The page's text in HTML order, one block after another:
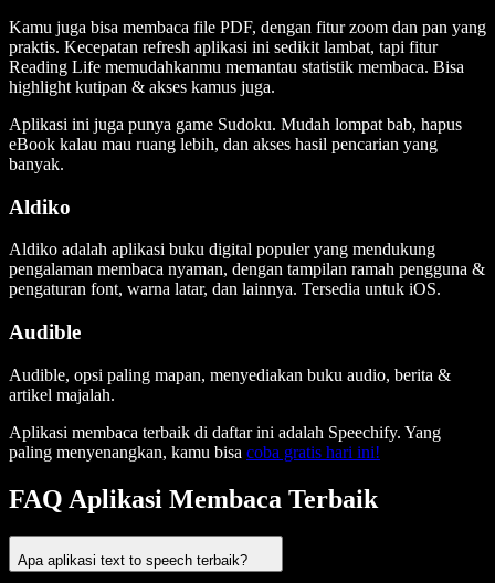
Kamu juga bisa membaca file PDF, dengan fitur zoom dan pan yang
praktis. Kecepatan refresh aplikasi ini sedikit lambat, tapi fitur
Reading Life memudahkanmu memantau statistik membaca. Bisa
highlight kutipan & akses kamus juga.
Aplikasi ini juga punya game Sudoku. Mudah lompat bab, hapus
eBook kalau mau ruang lebih, dan akses hasil pencarian yang
banyak.
Aldiko
Aldiko adalah aplikasi buku digital populer yang mendukung
pengalaman membaca nyaman, dengan tampilan ramah pengguna &
pengaturan font, warna latar, dan lainnya. Tersedia untuk iOS.
Audible
Audible, opsi paling mapan, menyediakan buku audio, berita &
artikel majalah.
Aplikasi membaca terbaik di daftar ini adalah Speechify. Yang
paling menyenangkan, kamu bisa coba gratis hari ini!
FAQ Aplikasi Membaca Terbaik
Apa aplikasi text to speech terbaik?